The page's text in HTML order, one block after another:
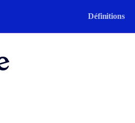
Définitions